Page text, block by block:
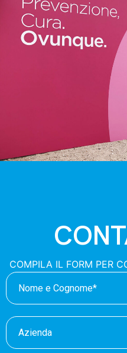
COMPILA IL FORM PER